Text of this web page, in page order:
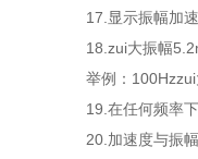
17.显示振幅加
18.zui大振幅
举例：
19.在任何频率
20.加速度与振